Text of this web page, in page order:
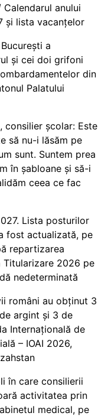
anului
și lista vacanțelor
a
și cei doi grifoni
din
Palatului
consilier școlar: Este
să nu-i lăsăm pe
sunt. Suntem prea
în șabloane și să-i
ceea ce fac
Lista posturilor
fost actualizată, pe
repartizarea
2026 pe
nedeterminată
români au obținut 3
argint și 3 de
Internațională de
– IOAI 2026,
în care consilierii
activitatea prin
medical, pe